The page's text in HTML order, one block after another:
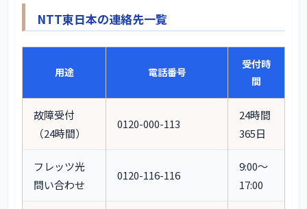
NTT東日本の連絡先一覧
用途 電話番号
受付時
間
故障受付
（24時間）
0120-000-113
24時間
365日
フレッツ光
問い合わせ
0120-116-116
9:00〜
17:00